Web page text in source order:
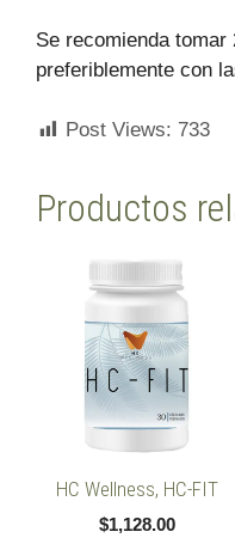
Se recomienda
preferiblemente con
Post Views: 733
Productos
HC Wellness, HC-FIT
$1,128.00